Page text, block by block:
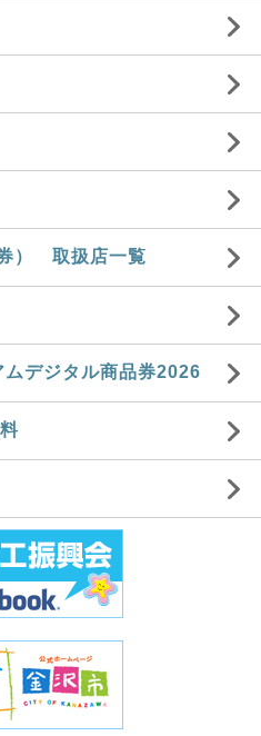
） 取扱店一覧
デジタル商品券2026